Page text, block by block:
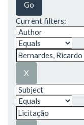
Current filters: